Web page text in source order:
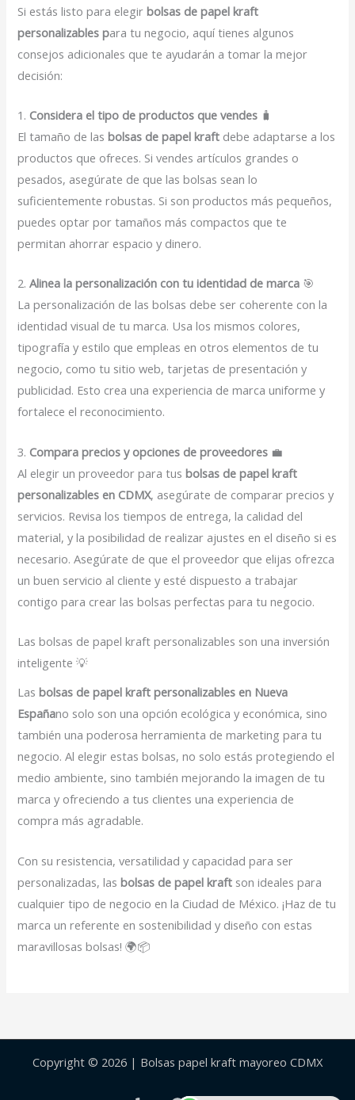
Si estás listo para elegirbolsas de papel kraft
personalizables para tu negocio, aquí tienes algunos
consejos adicionales que te ayudarán a tomar la mejor
decisión:
1. Considera el tipo de productos que vendes 🧳
El tamaño de lasbolsas de papel kraft debe adaptarse a los
productos que ofreces. Si vendes artículos grandes o
pesados, asegúrate de que las bolsas sean lo
suficientemente robustas. Si son productos más pequeños,
puedes optar por tamaños más compactos que te
permitan ahorrar espacio y dinero.
2.Alinea la personalización con tu identidad de marca 🎯
La personalización de las bolsas debe ser coherente con la
identidad visual de tu marca. Usa los mismos colores,
tipografía y estilo que empleas en otros elementos de tu
negocio, como tu sitio web, tarjetas de presentación y
publicidad. Esto crea una experiencia de marca uniforme y
fortalece el reconocimiento.
3. Compara precios y opciones de proveedores 💼
Al elegir un proveedor para tusbolsas de papel kraft
personalizables en CDMX, asegúrate de comparar precios y
servicios. Revisa los tiempos de entrega, la calidad del
material, y la posibilidad de realizar ajustes en el diseño si es
necesario. Asegúrate de que el proveedor que elijas ofrezca
un buen servicio al cliente y esté dispuesto a trabajar
contigo para crear las bolsas perfectas para tu negocio.
Las bolsas de papel kraft personalizables son una inversión
inteligente 💡
Lasbolsas de papel kraft personalizables en Nueva
Españano solo son una opción ecológica y económica, sino
también una poderosa herramienta de marketing para tu
negocio. Al elegir estas bolsas, no solo estás protegiendo el
medio ambiente, sino también mejorando la imagen de tu
marca y ofreciendo a tus clientes una experiencia de
compra más agradable.
Con su resistencia, versatilidad y capacidad para ser
personalizadas, lasbolsas de papel kraft son ideales para
cualquier tipo de negocio en la Ciudad de México. ¡Haz de tu
marca un referente en sostenibilidad y diseño con estas
maravillosas bolsas! 🌍📦
Copyright © 2026 | Bolsas papel kraft mayoreo CDMX